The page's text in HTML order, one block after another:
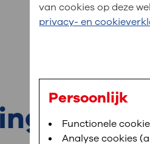
website
bent u
,MijnOLVG,
In MijnOLVG kunt
het u uitkomt. OLVG
van cookies op deze
privacy- en
Persoonlijk
Functionele
Analyse cookies